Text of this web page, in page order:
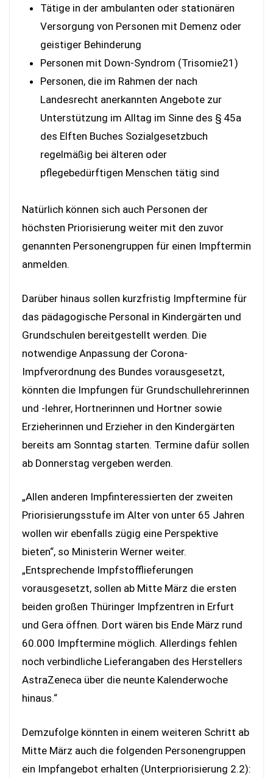
Tätige in der ambulanten oder stationären
Versorgung von Personen mit Demenz oder
geistiger Behinderung
Personen mit Down-Syndrom (Trisomie21)
Personen, die im Rahmen der nach
Landesrecht anerkannten Angebote zur
Unterstützung im Alltag im Sinne des § 45a
des Elften Buches Sozialgesetzbuch
regelmäßig bei älteren oder
pflegebedürftigen Menschen tätig sind
Natürlich können sich auch Personen der
höchsten Priorisierung weiter mit den zuvor
genannten Personengruppen für einen Impftermin
anmelden.
Darüber hinaus sollen kurzfristig Impftermine für
das pädagogische Personal in Kindergärten und
Grundschulen bereitgestellt werden. Die
notwendige Anpassung der Corona-
Impfverordnung des Bundes vorausgesetzt,
könnten die Impfungen für Grundschullehrerinnen
und -lehrer, Hortnerinnen und Hortner sowie
Erzieherinnen und Erzieher in den Kindergärten
bereits am Sonntag starten. Termine dafür sollen
ab Donnerstag vergeben werden.
„Allen anderen Impfinteressierten der zweiten
Priorisierungsstufe im Alter von unter 65 Jahren
wollen wir ebenfalls zügig eine Perspektive
bieten“, so Ministerin Werner weiter.
„Entsprechende Impfstofflieferungen
vorausgesetzt, sollen ab Mitte März die ersten
beiden großen Thüringer Impfzentren in Erfurt
und Gera öffnen. Dort wären bis Ende März rund
60.000 Impftermine möglich. Allerdings fehlen
noch verbindliche Lieferangaben des Herstellers
AstraZeneca über die neunte Kalenderwoche
hinaus.“
Demzufolge könnten in einem weiteren Schritt ab
Mitte März auch die folgenden Personengruppen
ein Impfangebot erhalten (Unterpriorisierung 2.2):